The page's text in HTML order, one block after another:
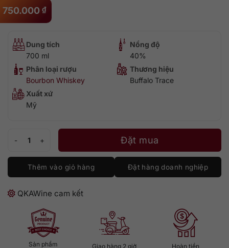
750.000 ₫
Dung tích
700 ml
Nồng độ
40%
Phân loại rượu
Bourbon Whiskey
Thương hiệu
Buffalo Trace
Xuất xứ
Mỹ
Đặt mua
Thêm vào giỏ hàng Đặt hàng doanh nghiệp
QKAWine cam kết
Sản phẩm
Giao hàng 2 giờ
Hoàn tiền